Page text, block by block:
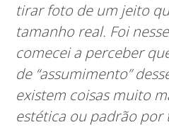
tirar foto de um jeito
tamanho real. Foi
comecei a perceber
de “assumimento”
existem coisas muito
estética ou padrão por